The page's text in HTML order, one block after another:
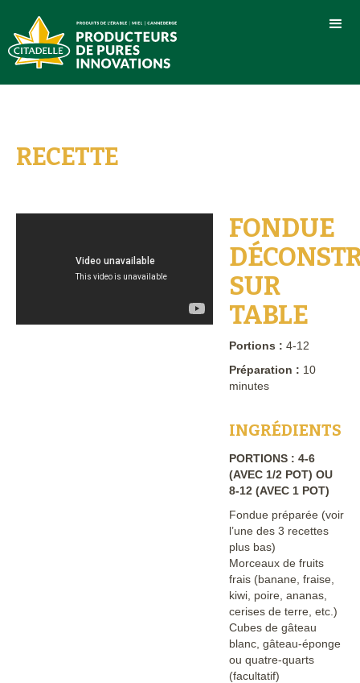
RECETTE
FONDUE
SUR
TABLE
Portions : 4-12
Préparation : 10
minutes
INGRÉDIENTS
PORTIONS : 4-6
(AVEC 1/2 POT) OU
8-12 (AVEC 1 POT)
Fondue préparée (voir
l’une des 3 recettes
plus bas)
Morceaux de fruits
frais (banane, fraise,
kiwi, poire, ananas,
cerises de terre, etc.)
Cubes de gâteau
blanc, gâteau-éponge
ou quatre-quarts
(facultatif)